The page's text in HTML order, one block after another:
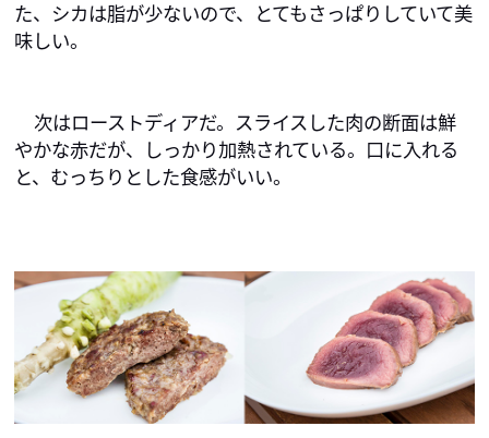
た、シカは脂が少ないので、とてもさっぱりしていて美
味しい。
次はローストディアだ。スライスした肉の断面は鮮
やかな赤だが、しっかり加熱されている。口に入れる
と、むっちりとした食感がいい。